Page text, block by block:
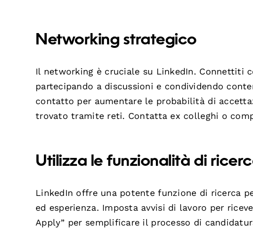
Networking strategico
Il networking è cruciale su LinkedIn. Connettiti
partecipando a discussioni e condividendo
contatto per aumentare le probabilità di
trovato tramite reti. Contatta ex colleghi o
Utilizza le funzionalità di
LinkedIn offre una potente funzione di ricerca
ed esperienza. Imposta avvisi di lavoro per
Apply” per semplificare il processo di